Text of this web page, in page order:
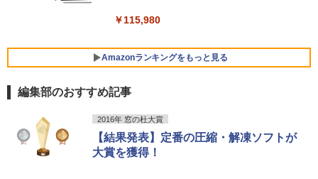
￥115,980
Amazonランキングをもっと見る
編集部のおすすめ記事
2016年 窓の杜大賞
【結果発表】定番の圧縮・解凍ソフトが
大賞を獲得！